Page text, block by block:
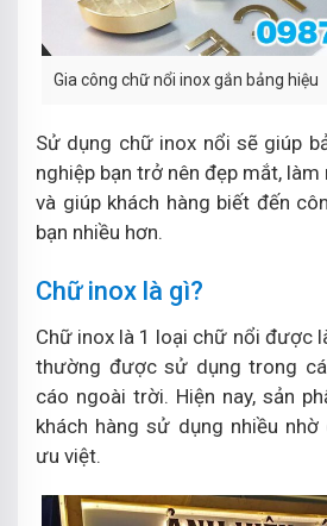
Gia công chữ nổi inox gắn bảng hiệu
Sử dụng chữ inox nổi sẽ giúp
nghiệp bạn trở nên đẹp mắt,
và giúp khách hàng biết đến
bạn nhiều hơn.
Chữ inox là gì?
Chữ inox là 1 loại chữ nổi được
thường được sử dụng trong
cáo ngoài trời. Hiện nay, sản
khách hàng sử dụng nhiều
ưu việt.